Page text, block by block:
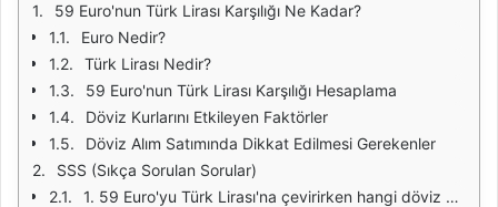
59 Euro'nun Türk Lirası Karşılığı Ne Kadar?
Euro Nedir?
Türk Lirası Nedir?
59 Euro'nun Türk Lirası Karşılığı Hesaplama
Döviz Kurlarını Etkileyen Faktörler
Döviz Alım Satımında Dikkat Edilmesi Gerekenler
SSS (Sıkça Sorulan Sorular)
1. 59 Euro'yu Türk Lirası'na çevirirken hangi döviz kurunu kullanmalıyım?